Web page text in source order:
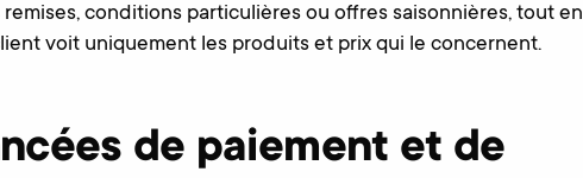
conditions particulières ou offres saisonnières, tout en
voit uniquement les produits et prix qui le concernent.
de paiement et de